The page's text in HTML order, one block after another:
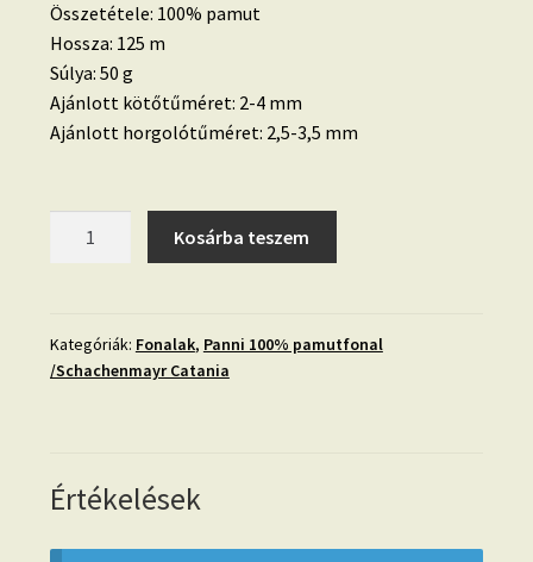
Összetétele: 100% pamut
Hossza: 125 m
Súlya: 50 g
Ajánlott kötőtűméret: 2-4 mm
Ajánlott horgolótűméret: 2,5-3,5 mm
242)
mennyiség
Kosárba teszem
Kategóriák: Fonalak, Panni 100% pamutfonal
/Schachenmayr Catania
Értékelések